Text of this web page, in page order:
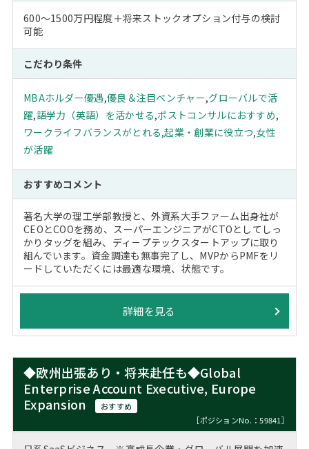
600～1500万円程度＋将来ストックオプション付与の検討
可能
こだわり条件
MBAホルダー優遇,優良＆注目ベンチャー,グローバルで活
躍,語学力（英語）を活かせる,ポストコンサルにおすすめ,
ワークライフバランスがとれる,起業・創業に役立つ,女性
が活躍
おすすめコメント
著名大学の理工学部教授と、外資系大手ファーム出身社が
CEOとCOOを務め、スーパーエンジニアがCTOとしてしっ
かりタッグを組み、ディ－プテックスタートアップに取り
組んでいます。資金調達も無事完了し、MVPからPMFをリ
ードしていただくには最適な環境、状態です。
詳細を見る
◆欧州出張あり・将来赴任も◆Global
Enterprise Account Executive, Europe
Expansion
おすすめ
［ポジションNo.：59841］